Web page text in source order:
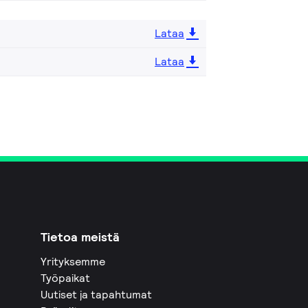
Lataa
Lataa
Tietoa meistä
Yrityksemme
Työpaikat
Uutiset ja tapahtumat